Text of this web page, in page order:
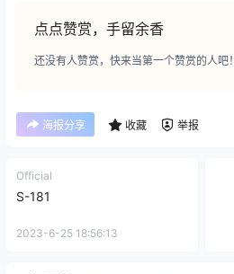
点点赞赏，手留余香
还没有人赞赏，快来当第一个赞赏的人吧！
海报分享 收藏 举报
Official
S-181
2023-6-25 18:56:13